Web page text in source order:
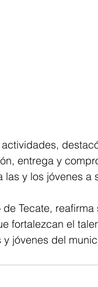
entrega y
las y los jóvenes
de Tecate,
fortalezcan el
y jóvenes del